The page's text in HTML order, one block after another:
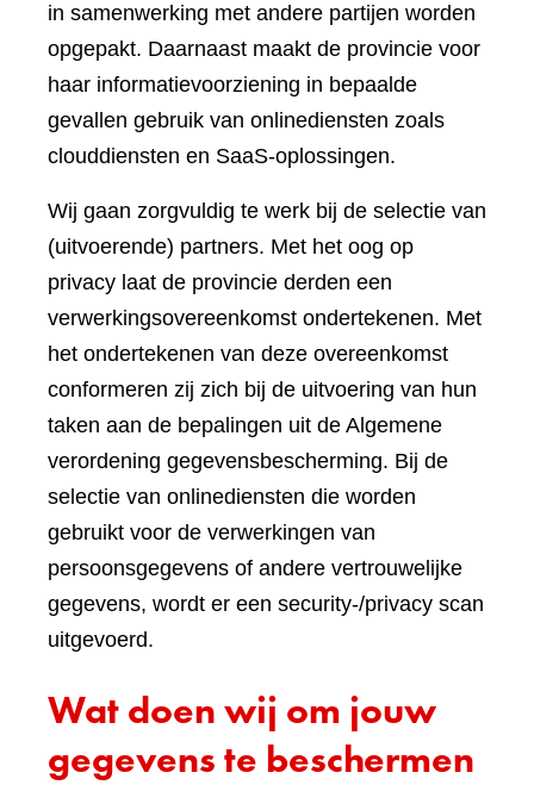
in samenwerking met andere partijen worden
opgepakt. Daarnaast maakt de provincie voor
haar informatievoorziening in bepaalde
gevallen gebruik van onlinediensten zoals
clouddiensten en SaaS-oplossingen.
Wij gaan zorgvuldig te werk bij de selectie van
(uitvoerende) partners. Met het oog op
privacy laat de provincie derden een
verwerkingsovereenkomst ondertekenen. Met
het ondertekenen van deze overeenkomst
conformeren zij zich bij de uitvoering van hun
taken aan de bepalingen uit de Algemene
verordening gegevensbescherming. Bij de
selectie van onlinediensten die worden
gebruikt voor de verwerkingen van
persoonsgegevens of andere vertrouwelijke
gegevens, wordt er een security-/privacy scan
uitgevoerd.
Wat doen wij om jouw
gegevens te beschermen